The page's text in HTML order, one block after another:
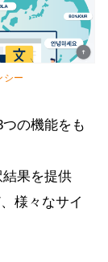
シー
の機能をも
果を提供
様々なサイ